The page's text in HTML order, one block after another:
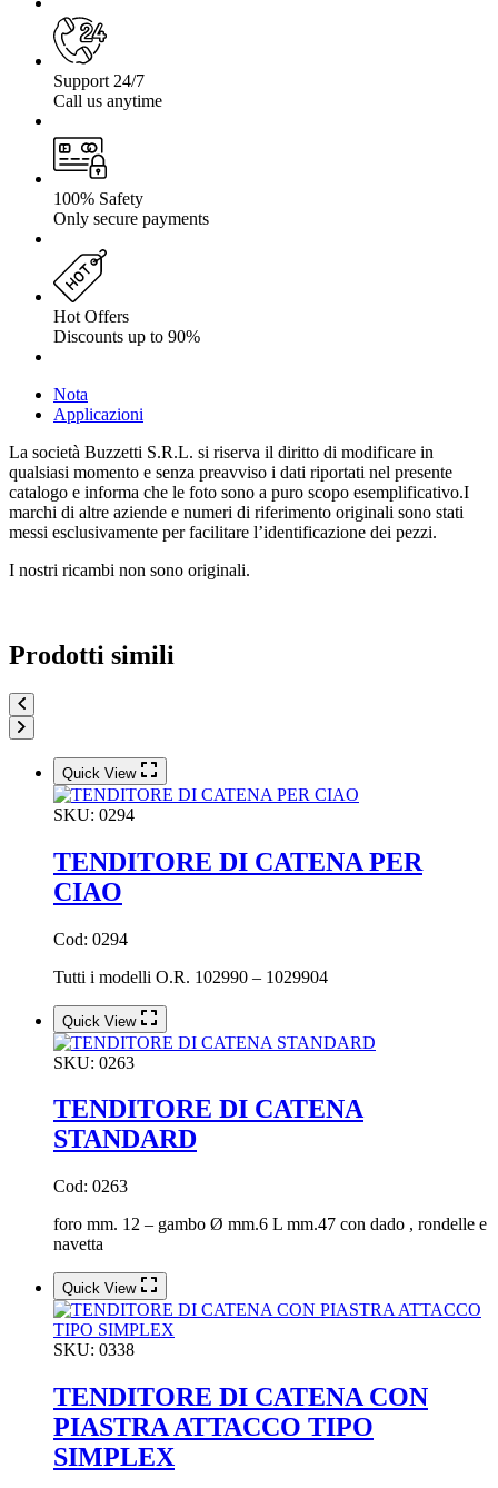
Support 24/7
Call us anytime
100% Safety
Only secure payments
Hot Offers
Discounts up to 90%
Nota
Applicazioni
La società Buzzetti S.R.L. si riserva il diritto di modificare in
qualsiasi momento e senza preavviso i dati riportati nel presente
catalogo e informa che le foto sono a puro scopo esemplificativo.I
marchi di altre aziende e numeri di riferimento originali sono stati
messi esclusivamente per facilitare l’identificazione dei pezzi.
I nostri ricambi non sono originali.
Prodotti simili
Quick View
SKU: 0294
TENDITORE DI CATENA PER
CIAO
Cod: 0294
Tutti i modelli O.R. 102990 – 1029904
Quick View
SKU: 0263
TENDITORE DI CATENA
STANDARD
Cod: 0263
foro mm. 12 – gambo Ø mm.6 L mm.47 con dado , rondelle e
navetta
Quick View
SKU: 0338
TENDITORE DI CATENA CON
PIASTRA ATTACCO TIPO
SIMPLEX